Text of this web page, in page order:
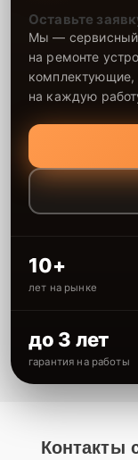
Оставьте
Мы — сервисный
на ремонте
комплектующие,
на каждую
10+
лет на рынке
до 3 лет
гарантия на работы
Контакты